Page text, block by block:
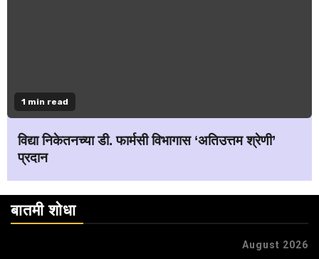
1 min read
विद्या निकेतनच्या डी. फार्मसी विभागास ‘अतिउत्तम श्रेणी’
प्रदान
बातमी शोधा
August 2026